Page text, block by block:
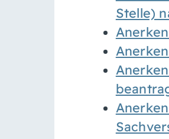
Stelle)